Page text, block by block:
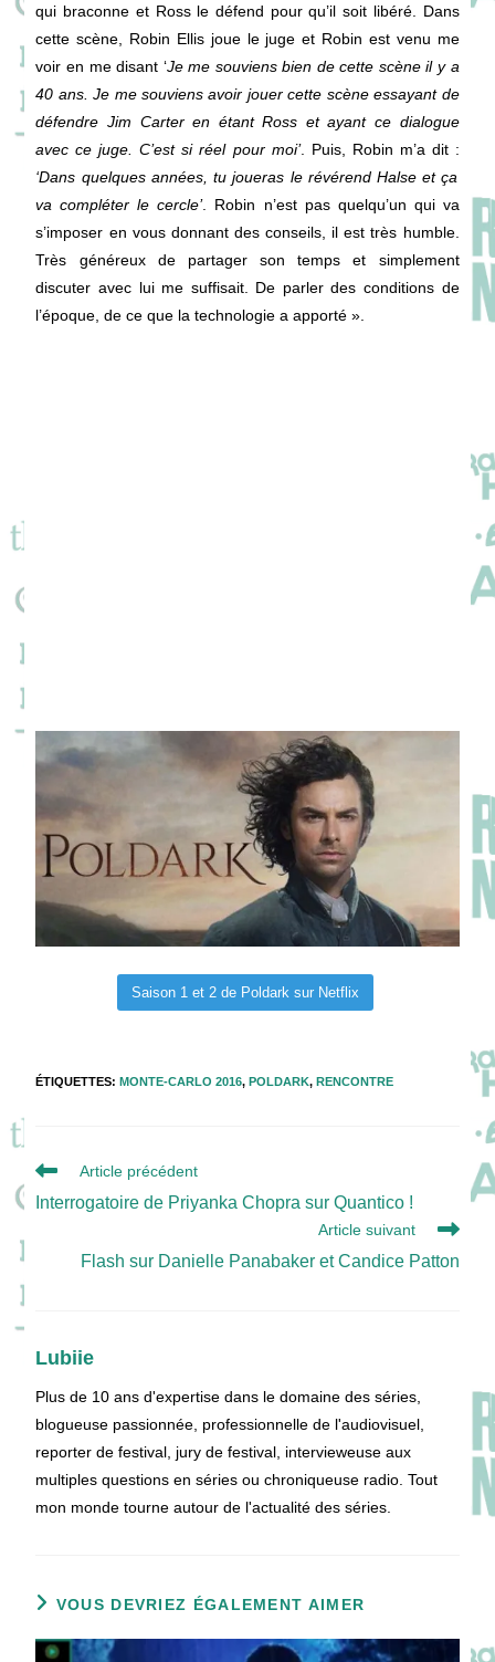
qui braconne et Ross le défend pour qu’il soit libéré. Dans
cette scène, Robin Ellis joue le juge et Robin est venu me
voir en me disant ‘Je me souviens bien de cette scène il y a
40 ans. Je me souviens avoir jouer cette scène essayant de
défendre Jim Carter en étant Ross et ayant ce dialogue
avec ce juge. C’est si réel pour moi’. Puis, Robin m’a dit :
‘Dans quelques années, tu joueras le révérend Halse et ça
va compléter le cercle’. Robin n’est pas quelqu’un qui va
s’imposer en vous donnant des conseils, il est très humble.
Très généreux de partager son temps et simplement
discuter avec lui me suffisait. De parler des conditions de
l’époque, de ce que la technologie a apporté ».
Saison 1 et 2 de Poldark sur Netflix
ÉTIQUETTES: MONTE-CARLO 2016, POLDARK, RENCONTRE
Read
articles
Article précédent
Interrogatoire de Priyanka Chopra sur Quantico !
Article suivant
Flash sur Danielle Panabaker et Candice Patton
Lubiie
Plus de 10 ans d'expertise dans le domaine des séries,
blogueuse passionnée, professionnelle de l'audiovisuel,
reporter de festival, jury de festival, intervieweuse aux
multiples questions en séries ou chroniqueuse radio. Tout
mon monde tourne autour de l'actualité des séries.
VOUS DEVRIEZ ÉGALEMENT AIMER